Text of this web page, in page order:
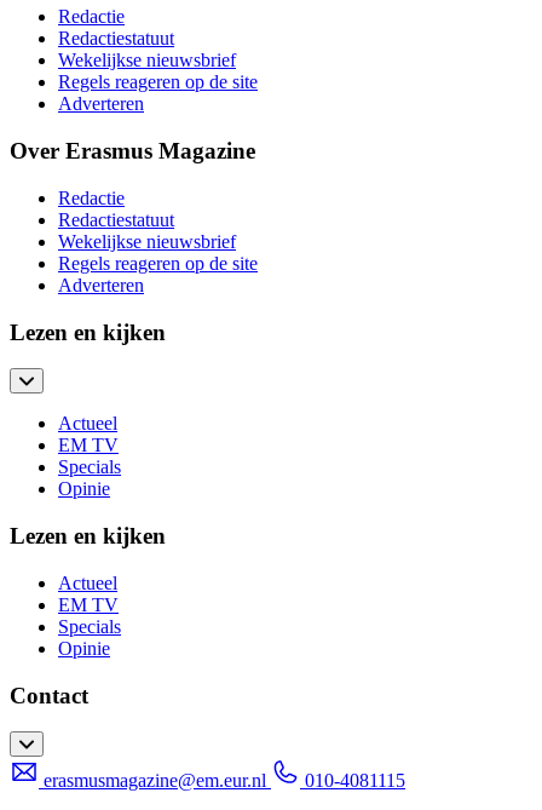
Redactie
Redactiestatuut
Wekelijkse nieuwsbrief
Regels reageren op de site
Adverteren
Over Erasmus Magazine
Redactie
Redactiestatuut
Wekelijkse nieuwsbrief
Regels reageren op de site
Adverteren
Lezen en kijken
Actueel
EM TV
Specials
Opinie
Lezen en kijken
Actueel
EM TV
Specials
Opinie
Contact
erasmusmagazine@em.eur.nl
010-4081115